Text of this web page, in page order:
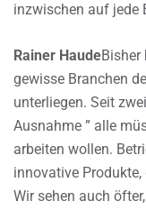
inzwischen auf jede
Rainer HaudeBisher
gewisse Branchen
unterliegen. Seit
Ausnahme ” alle
arbeiten wollen.
innovative
Wir sehen auch